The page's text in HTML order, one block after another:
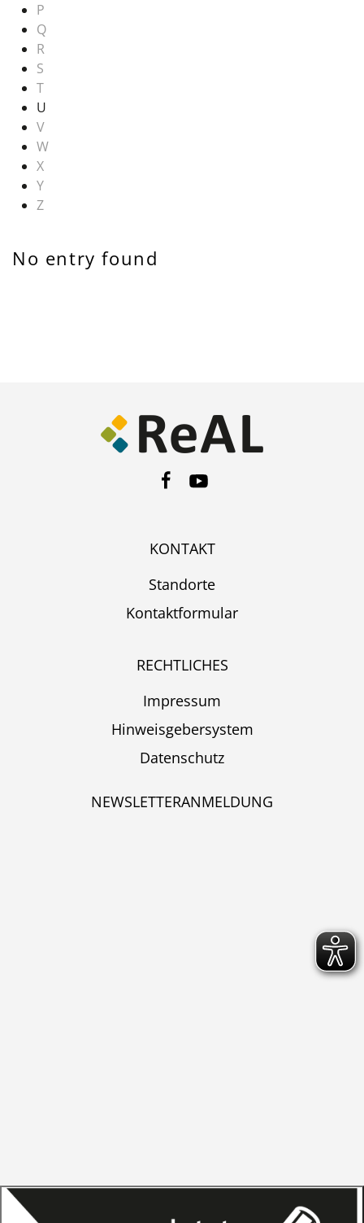
P
Q
R
S
T
U
V
W
X
Y
Z
No entry found
KONTAKT
Standorte
Kontaktformular
RECHTLICHES
Impressum
Hinweisgebersystem
Datenschutz
NEWSLETTERANMELDUNG